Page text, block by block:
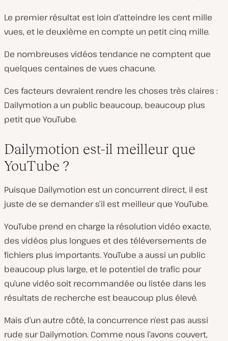
Le premier résultat est loin d’atteindre les cent mille
vues, et le deuxième en compte un petit cinq mille.
De nombreuses vidéos tendance ne comptent que
quelques centaines de vues chacune.
Ces facteurs devraient rendre les choses très claires :
Dailymotion a un public beaucoup, beaucoup plus
petit que YouTube.
Dailymotion est-il meilleur que
YouTube ?
Puisque Dailymotion est un concurrent direct, il est
juste de se demander s’il est meilleur que YouTube.
YouTube prend en charge la résolution vidéo exacte,
des vidéos plus longues et des téléversements de
fichiers plus importants. YouTube a aussi un public
beaucoup plus large, et le potentiel de trafic pour
qu’une vidéo soit recommandée ou listée dans les
résultats de recherche est beaucoup plus élevé.
Mais d’un autre côté, la concurrence n’est pas aussi
rude sur Dailymotion. Comme nous l’avons couvert,